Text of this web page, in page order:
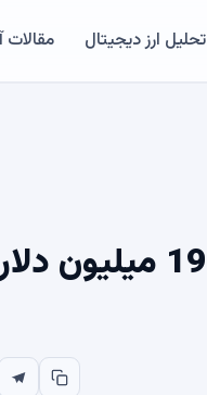
تحلیل ارز دیجیتال مقالات
بیت کوین از 69 هزار دلار گذشت، شورت به ارزش 196 میلیون